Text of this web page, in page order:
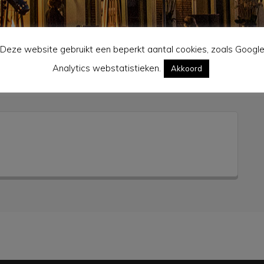
Deze website gebruikt een beperkt aantal cookies, zoals Google
Analytics webstatistieken.
Akkoord